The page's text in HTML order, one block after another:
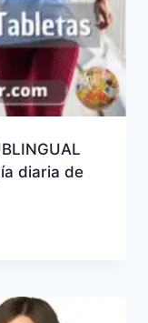
diaria de